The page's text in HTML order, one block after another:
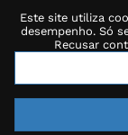
Este site utiliza
desempenho. Só
Recusar
Website